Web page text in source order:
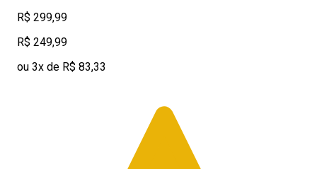
R$ 299,99
R$ 249,99
ou 3x de R$ 83,33